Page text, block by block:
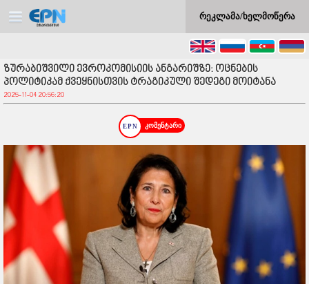
რეკლამა/ხელმოწერა
ზურაბიშვილი ევროკომისიის ანგარიშზე: ოცნების
პოლიტიკამ ქვეყნისთვის ტრაგიკული შედეგი მოიტანა
2025-11-04 20:56:20
კომენტარი